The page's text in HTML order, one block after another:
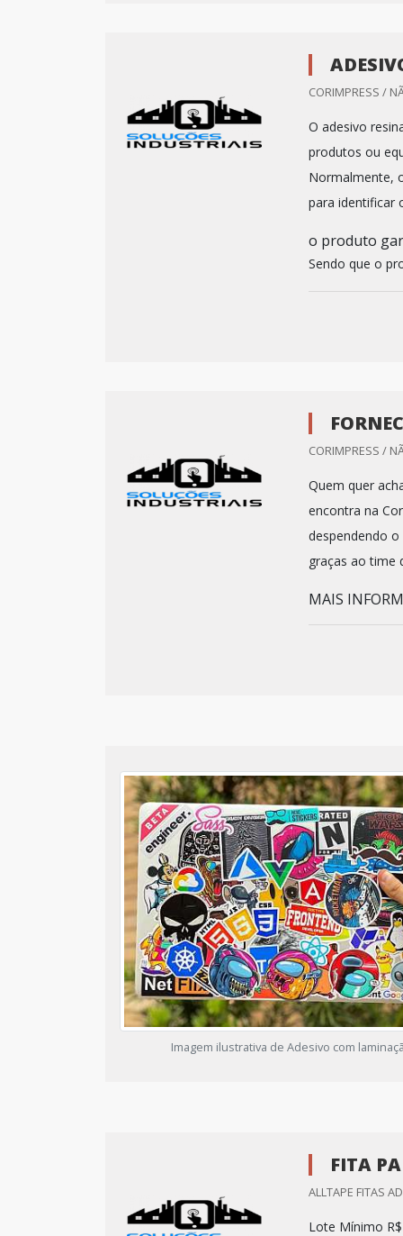
CORIMPRESS /
O adesivo
produtos ou
Normalmente,
para identificar
o produto
Sendo que o
CORIMPRESS /
Quem quer
encontra na
despendendo
graças ao time
MAIS
Imagem ilustrativa de Adesivo com
FITA
ALLTAPE FITAS
Lote Mínimo